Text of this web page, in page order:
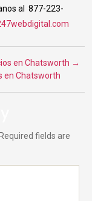
al 877-223-
en Chatsworth →
en Chatsworth
Required fields are